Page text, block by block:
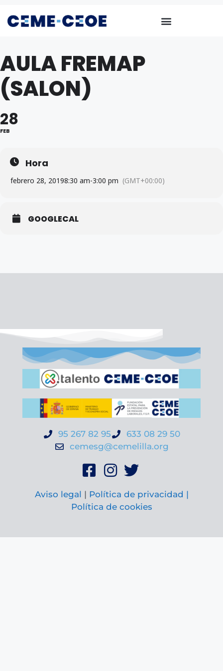
AULA FREMAP
(SALON)
28
FEB
Hora
febrero 28, 20198:30 am-3:00 pm (GMT+00:00)
GOOGLECAL
95 267 82 95
633 08 29 50
cemesg@cemelilla.org
Aviso legal | Política de privacidad |
Política de cookies